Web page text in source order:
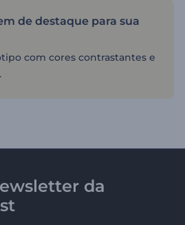
de destaque para sua
com cores contrastantes e
da